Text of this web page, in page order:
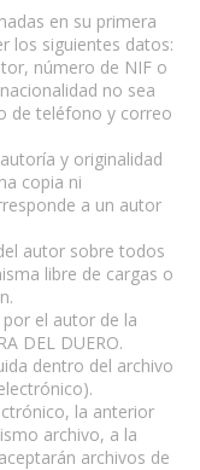
en su primera
los siguientes datos:
número de NIF o
no sea
de teléfono y correo
y originalidad
copia ni
a un autor
autor sobre todos
libre de cargas o
el autor de la
DEL DUERO.
dentro del archivo
la anterior
archivo, a la
archivos de